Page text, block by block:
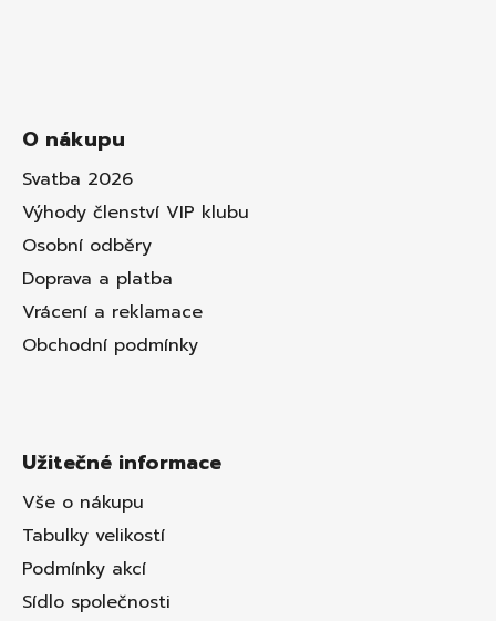
O nákupu
Svatba 2026
Výhody členství VIP klubu
Osobní odběry
Doprava a platba
Vrácení a reklamace
Obchodní podmínky
Užitečné informace
Vše o nákupu
Tabulky velikostí
Podmínky akcí
Sídlo společnosti